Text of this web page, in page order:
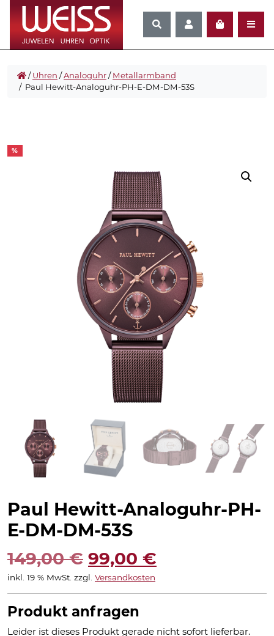
/Uhren /Analoguhr/Metallarmband
/ Paul Hewitt-Analoguhr-PH-E-DM-DM-53S
%
Paul Hewitt-Analoguhr-PH-
E-DM-DM-53S
149,00€ Ursprünglicher
Preis
war:
99,00 €
inkl. 19 % MwSt. zzgl. Versandkosten
Produkt anfragen
Leider ist dieses Produkt gerade nicht sofort lieferbar.